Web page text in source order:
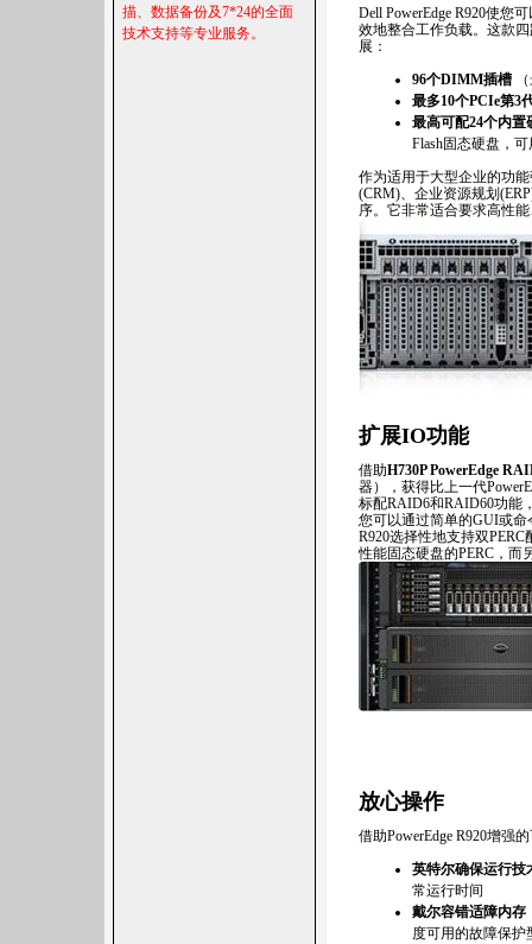
描、数据备份及7*24的全面
技术支持等专业服务。
Dell PowerEdge R920使您
效地整合工作负载。这款
展：
96个DIMM插槽
最多10个PCIe第3
最高可配24个内置
Flash固态硬盘，
作为适用于大型企业的功
(CRM)、企业资源规划
序。它非常适合要求高性
扩展IO功能
借助H730P PowerEdge
器），获得比上一代
标配RAID6和RAID60功能
您可以通过简单的GUI或命
R920选择性地支持双
性能固态硬盘的PERC，而
放心操作
借助PowerEdge R920增强
英特尔确保运行技
常运行时间
戴尔容错适障内存
度可用的故障保护